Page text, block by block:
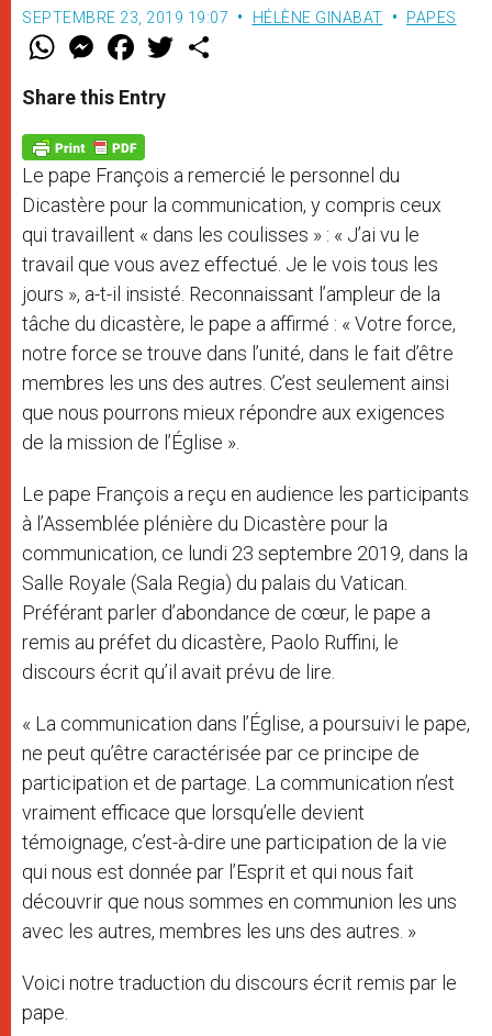
SEPTEMBRE 23, 2019 19:07 HÉLÈNE GINABAT PAPES
W
t
s
p
p
M
e
s
e
g
e
r
F
a
e
b
o
k
w
Share this Entry
Le pape François a remercié le personnel du
Dicastère pour la communication, y compris ceux
qui travaillent « dans les coulisses » : « J’ai vu le
travail que vous avez effectué. Je le vois tous les
jours », a-t-il insisté. Reconnaissant l’ampleur de la
tâche du dicastère, le pape a affirmé : « Votre force,
notre force se trouve dans l’unité, dans le fait d’être
membres les uns des autres. C’est seulement ainsi
que nous pourrons mieux répondre aux exigences
de la mission de l’Église ».
Le pape François a reçu en audience les participants
à l’Assemblée plénière du Dicastère pour la
communication, ce lundi 23 septembre 2019, dans la
Salle Royale (Sala Regia) du palais du Vatican.
Préférant parler d’abondance de cœur, le pape a
remis au préfet du dicastère, Paolo Ruffini, le
discours écrit qu’il avait prévu de lire.
« La communication dans l’Église, a poursuivi le pape,
ne peut qu’être caractérisée par ce principe de
participation et de partage. La communication n’est
vraiment efficace que lorsqu’elle devient
témoignage, c’est-à-dire une participation de la vie
qui nous est donnée par l’Esprit et qui nous fait
découvrir que nous sommes en communion les uns
avec les autres, membres les uns des autres. »
Voici notre traduction du discours écrit remis par le
pape.